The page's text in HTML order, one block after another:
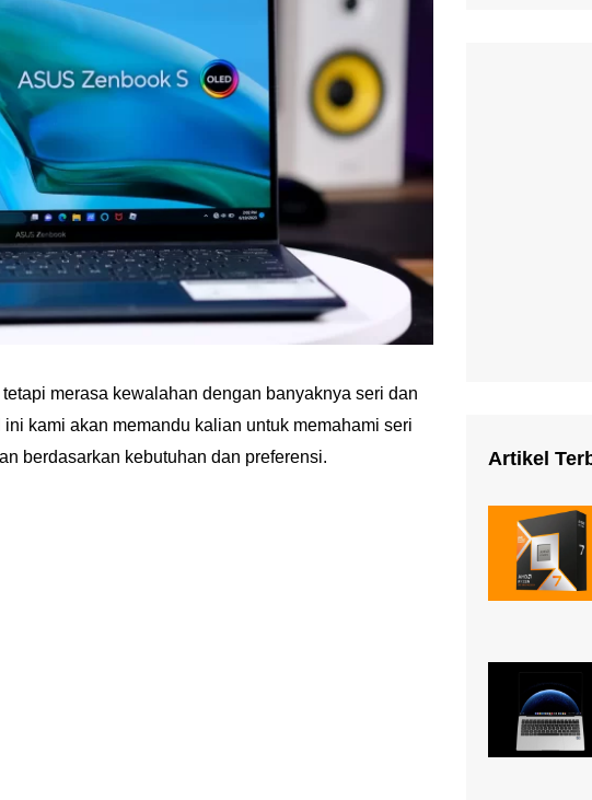
merasa kewalahan dengan banyaknya seri dan
kami akan memandu kalian untuk memahami seri
berdasarkan kebutuhan dan preferensi.
Artikel